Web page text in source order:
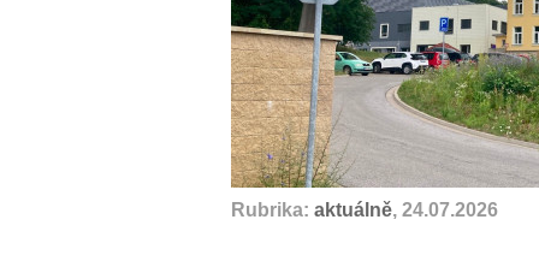
Rubrika: aktuálně, 24.07.2026